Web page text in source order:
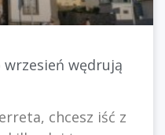
wędrują
chcesz iść z